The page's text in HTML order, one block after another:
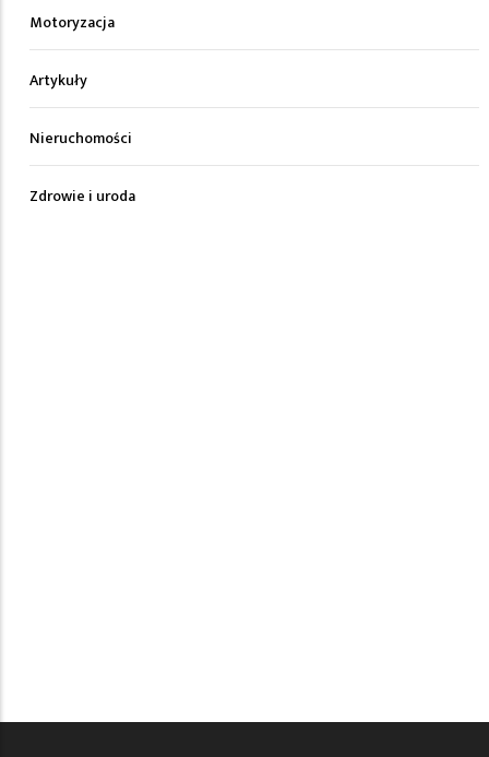
Motoryzacja
Artykuły
Nieruchomości
Zdrowie i uroda